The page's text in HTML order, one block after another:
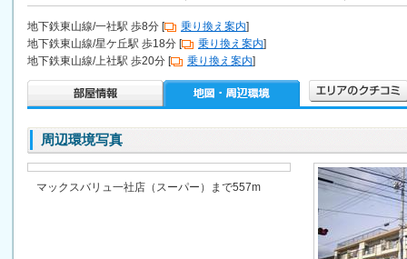
地下鉄東山線/一社駅 歩8分 [ 乗り換え案内]
地下鉄東山線/星ケ丘駅 歩18分 [
乗り換え案内]
地下鉄東山線/上社駅 歩20分 [
乗り換え案内]
周辺環境写真
マックスバリュ一社店（スーパー）まで557m